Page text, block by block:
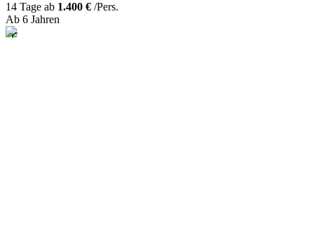
14 Tage ab 1.400 € /Pers.
Ab 6 Jahren